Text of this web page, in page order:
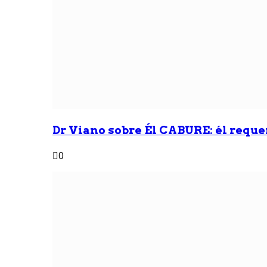
Dr Viano sobre Él CABURE: él
0